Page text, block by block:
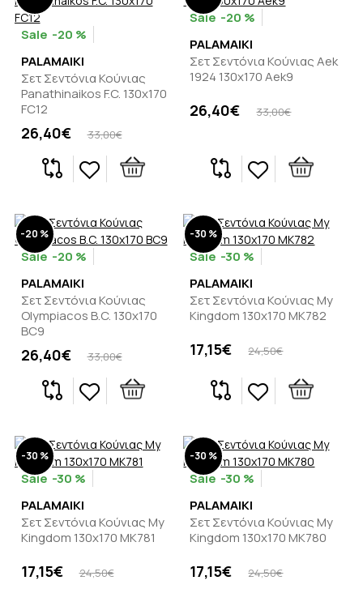
-20 %
PALAMAIKI
Σετ Σεντόνια Κούνιας
Panathinaikos F.C. 130x170
FC12
33,00€
26,40€
-20 %
PALAMAIKI
Σετ Σεντόνια Κούνιας Aek
1924 130x170 Aek9
33,00€
26,40€
-20 %
-20 %
PALAMAIKI
Σετ Σεντόνια Κούνιας
Olympiacos B.C. 130x170
BC9
33,00€
26,40€
-30 %
-30 %
PALAMAIKI
Σετ Σεντόνια Κούνιας My
Kingdom 130x170 MK782
24,50€
17,15€
-30 %
-30 %
PALAMAIKI
Σετ Σεντόνια Κούνιας My
Kingdom 130x170 MK781
24,50€
17,15€
-30 %
-30 %
PALAMAIKI
Σετ Σεντόνια Κούνιας My
Kingdom 130x170 MK780
24,50€
17,15€